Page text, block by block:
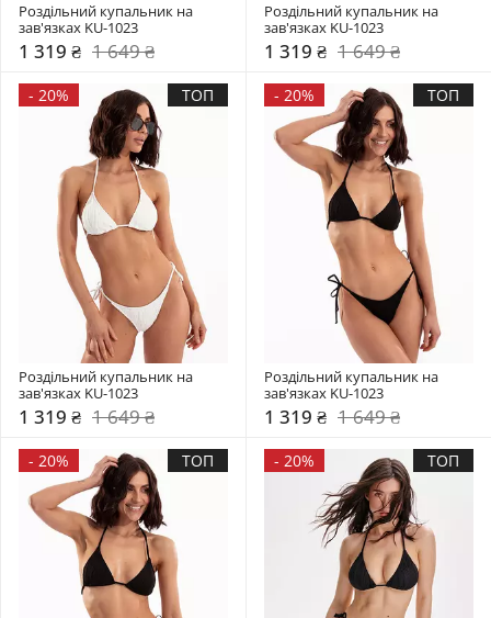
Роздільний купальник на
зав'язках KU-1023
1 319 ₴ 1 649 ₴
Роздільний купальник на
зав'язках KU-1023
1 319 ₴ 1 649 ₴
- 20% ТОП
Роздільний купальник на
зав'язках KU-1023
1 319 ₴ 1 649 ₴
- 20% ТОП
Роздільний купальник на
зав'язках KU-1023
1 319 ₴ 1 649 ₴
- 20% ТОП - 20% ТОП